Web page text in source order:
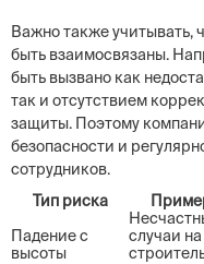
Важно также учитывать,
быть взаимосвязаны.
быть вызвано как
так и отсутствием
защиты. Поэтому
безопасности и
сотрудников.
Тип риска
Падение с
высоты
случаи на